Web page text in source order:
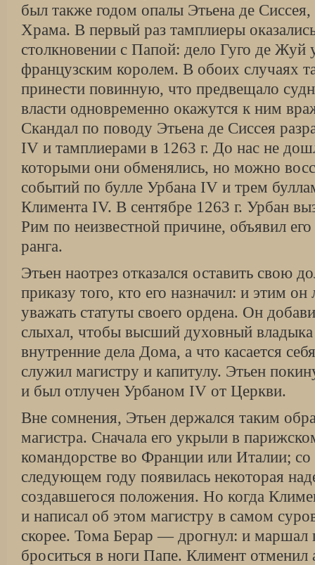
был также годом опалы Этьена де
Храма. В первый раз тамплиеры
столкновении с Папой: дело Гуго де Жуй
французским королем. В обоих случаях
принести повинную, что предвещало
власти одновременно окажутся к ним
Скандал по поводу Этьена де Сиссея
IV и тамплиерами в 1263 г. До нас не
которыми они обменялись, но можно
событий по булле Урбана IV и трем
Климента IV. В сентябре 1263 г. Урбан
Рим по неизвестной причине, объявил
ранга.
Этьен наотрез отказался оставить свою
приказу того, кто его назначил: и этим
уважать статуты своего ордена. Он
слыхал, чтобы высший духовный
внутренние дела Дома, а что касается
служил магистру и капитулу. Этьен
и был отлучен Урбаном IV от Церкви.
Вне сомнения, Этьен держался таким
магистра. Сначала его укрыли в
командорстве во Франции или Италии;
следующем году появилась некоторая
создавшегося положения. Но когда
и написал об этом магистру в самом
скорее. Тома Берар — дрогнул: и
броситься в ноги Папе. Климент отменил